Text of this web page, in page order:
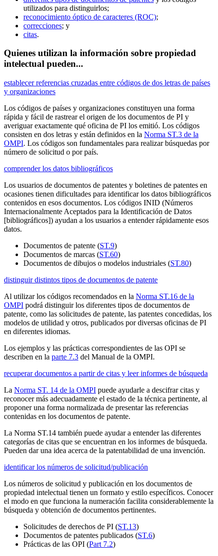
utilizados para distinguirlos;
reconocimiento óptico de caracteres (ROC);
correcciones; y
citas.
Quienes utilizan la información sobre propiedad
intelectual pueden...
establecer referencias cruzadas entre códigos de dos letras de países
y organizaciones
Los códigos de países y organizaciones constituyen una forma
rápida y fácil de rastrear el origen de los documentos de PI y
averiguar exactamente qué oficina de PI los emitió. Los códigos
consisten en dos letras y están definidos en la Norma ST.3 de la
OMPI. Los códigos son fundamentales para realizar búsquedas por
número de solicitud o por país.
comprender los datos bibliográficos
Los usuarios de documentos de patentes y boletines de patentes en
ocasiones tienen dificultades para identificar los datos bibliográficos
contenidos en esos documentos. Los códigos INID (Números
Internacionalmente Aceptados para la Identificación de Datos
[bibliográficos]) ayudan a los usuarios a entender rápidamente esos
datos.
Documentos de patente (ST.9)
Documentos de marcas (ST.60)
Documentos de dibujos o modelos industriales (ST.80)
distinguir distintos tipos de documentos de patente
Al utilizar los códigos recomendados en la Norma ST.16 de la
OMPI podrá distinguir los diferentes tipos de documentos de
patente, como las solicitudes de patente, las patentes concedidas, los
modelos de utilidad y otros, publicados por diversas oficinas de PI
en diferentes idiomas.
Los ejemplos y las prácticas correspondientes de las OPI se
describen en la parte 7.3 del Manual de la OMPI.
recuperar documentos a partir de citas y leer informes de búsqueda
La Norma ST. 14 de la OMPI puede ayudarle a descifrar citas y
reconocer más adecuadamente el estado de la técnica pertinente, al
proponer una forma normalizada de presentar las referencias
contenidas en los documentos de patente.
La Norma ST.14 también puede ayudar a entender las diferentes
categorías de citas que se encuentran en los informes de búsqueda.
Pueden dar una idea acerca de la patentabilidad de una invención.
identificar los números de solicitud/publicación
Los números de solicitud y publicación en los documentos de
propiedad intelectual tienen un formato y estilo específicos. Conocer
el modo en que funciona la numeración facilita considerablemente la
búsqueda y obtención de documentos pertinentes.
Solicitudes de derechos de PI (ST.13)
Documentos de patentes publicados (ST.6)
Prácticas de las OPI (Part 7.2)